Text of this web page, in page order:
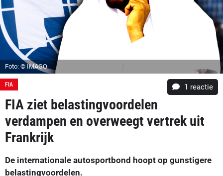
Foto: © IMAGO
FIA 1 reactie
FIA ziet belastingvoordelen
verdampen en overweegt vertrek uit
Frankrijk
De internationale autosportbond hoopt op gunstigere
belastingvoordelen.